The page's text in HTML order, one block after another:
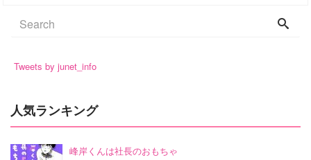
Tweets by junet_info
人気ランキング
峰岸くんは社長のおもちゃ